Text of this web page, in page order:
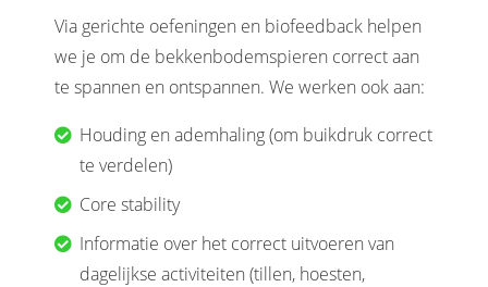
Via gerichte oefeningen en biofeedback helpen
we je om de bekkenbodemspieren correct aan
te spannen en ontspannen. We werken ook aan:
Houding en ademhaling (om buikdruk correct
te verdelen)
Core stability
Informatie over het correct uitvoeren van
dagelijkse activiteiten (tillen, hoesten,